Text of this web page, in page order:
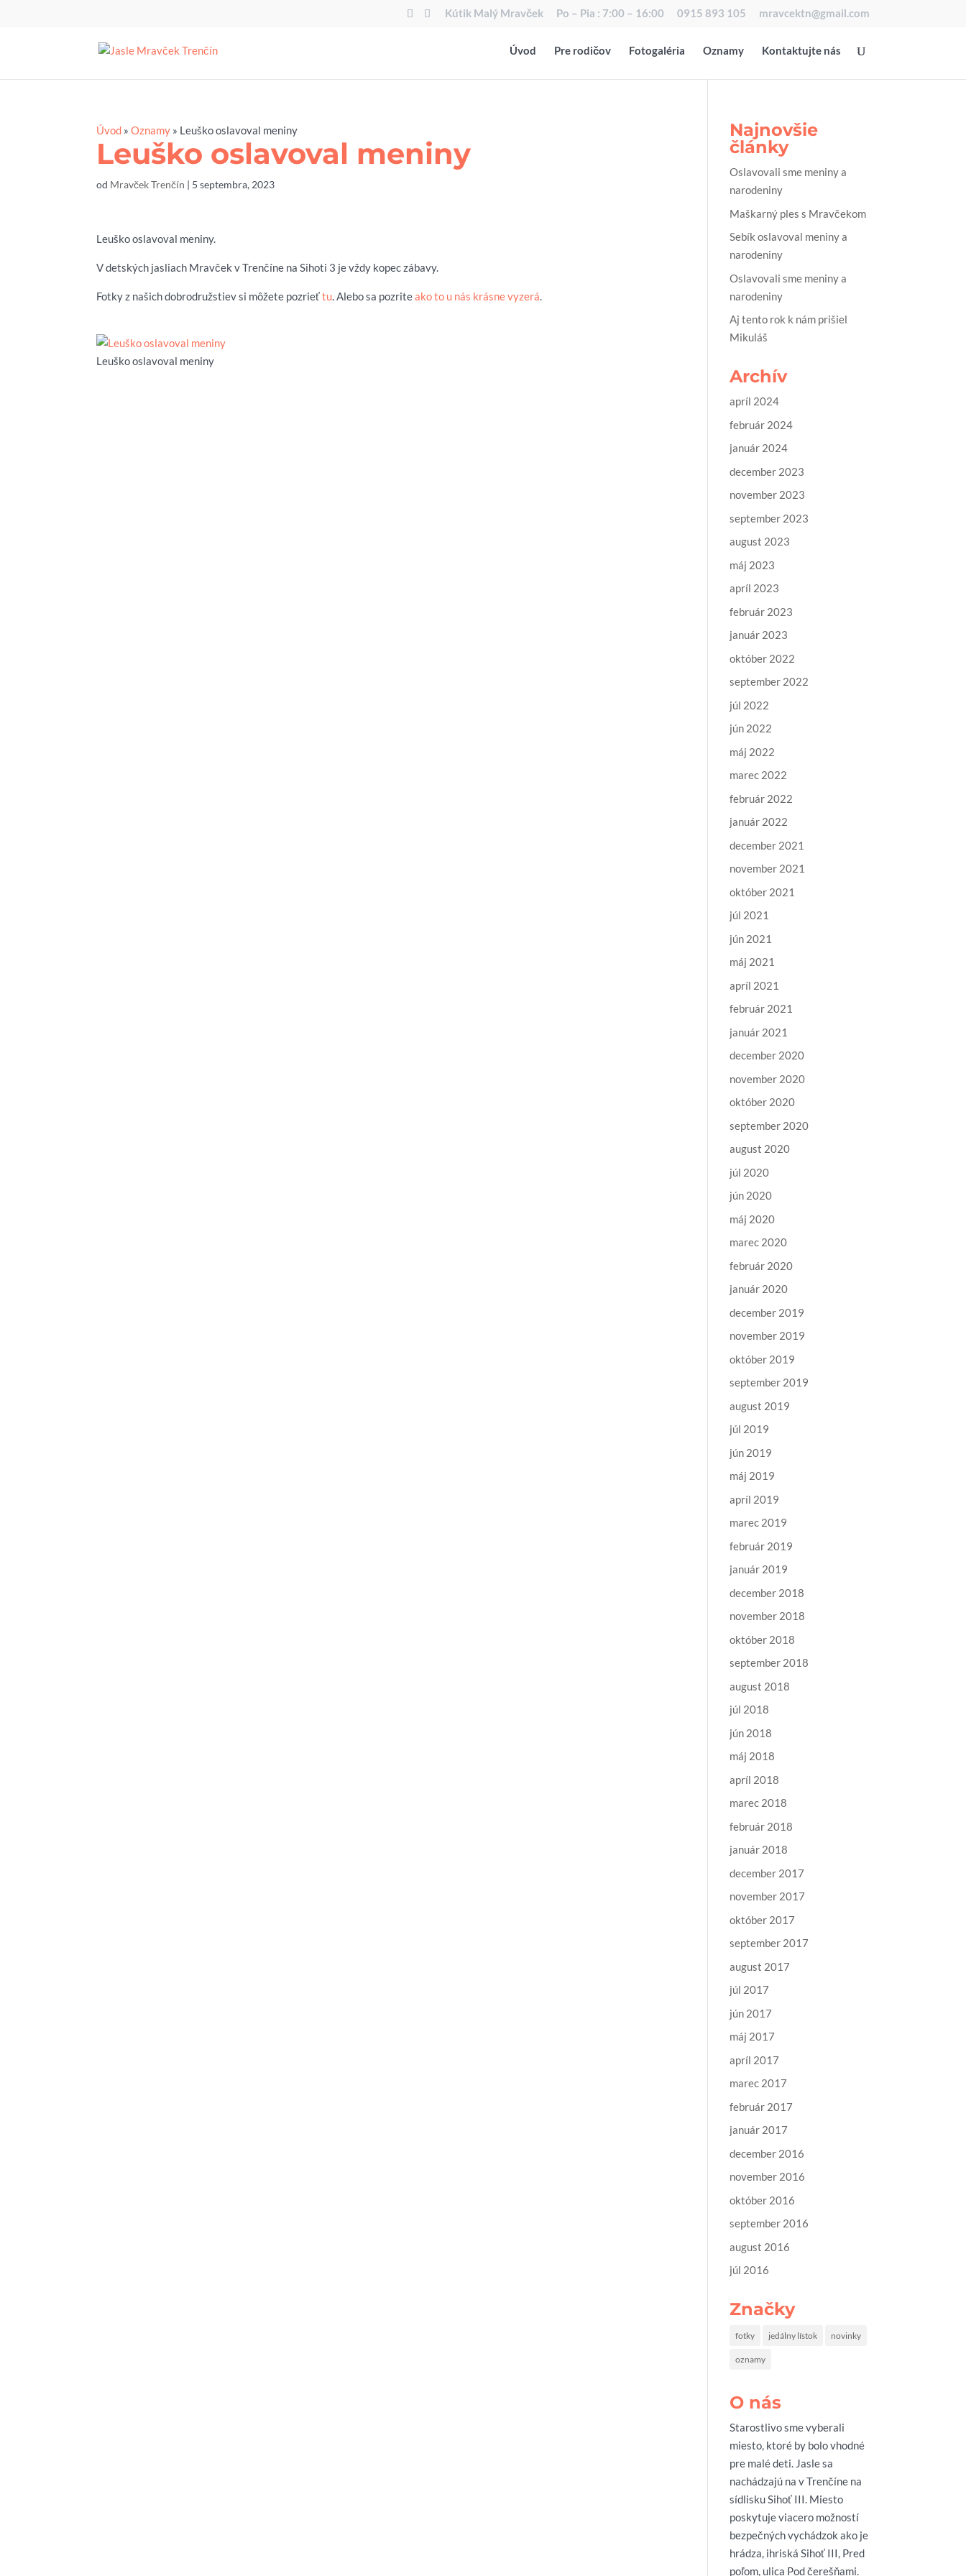
Kútik Malý Mravček Po – Pia : 7:00 – 16:00 0915 893 105 mravcektn@gmail.com
Úvod Pre rodičov Fotogaléria Oznamy Kontaktujte nás
Úvod »Oznamy » Leuško oslavoval meniny
Leuško oslavoval meniny
od Mravček Trenčín | 5 septembra, 2023
Leuško oslavoval meniny.
V detských jasliach Mravček v Trenčíne na Sihoti 3 je vždy kopec zábavy.
Fotky z našich dobrodružstiev si môžete pozrieťtu. Alebo sa pozriteako to u nás krásne vyzerá.
Leuško oslavoval meniny
Najnovšie
články
Oslavovali sme meniny a
narodeniny
Maškarný ples s Mravčekom
Sebík oslavoval meniny a
narodeniny
Oslavovali sme meniny a
narodeniny
Aj tento rok k nám prišiel
Mikuláš
Archív
apríl 2024
február 2024
január 2024
december 2023
november 2023
september 2023
august 2023
máj 2023
apríl 2023
február 2023
január 2023
október 2022
september 2022
júl 2022
jún 2022
máj 2022
marec 2022
február 2022
január 2022
december 2021
november 2021
október 2021
júl 2021
jún 2021
máj 2021
apríl 2021
február 2021
január 2021
december 2020
november 2020
október 2020
september 2020
august 2020
júl 2020
jún 2020
máj 2020
marec 2020
február 2020
január 2020
december 2019
november 2019
október 2019
september 2019
august 2019
júl 2019
jún 2019
máj 2019
apríl 2019
marec 2019
február 2019
január 2019
december 2018
november 2018
október 2018
september 2018
august 2018
júl 2018
jún 2018
máj 2018
apríl 2018
marec 2018
február 2018
január 2018
december 2017
november 2017
október 2017
september 2017
august 2017
júl 2017
jún 2017
máj 2017
apríl 2017
marec 2017
február 2017
január 2017
december 2016
november 2016
október 2016
september 2016
august 2016
júl 2016
Značky
fotky jedálny lístok novinky
oznamy
O nás
Starostlivo sme vyberali
miesto, ktoré by bolo vhodné
pre malé deti. Jasle sa
nachádzajú na v Trenčíne na
sídlisku Sihoť III. Miesto
poskytuje viacero možností
bezpečných vychádzok ako je
hrádza, ihriská Sihoť III, Pred
poľom, ulica Pod čerešňami.